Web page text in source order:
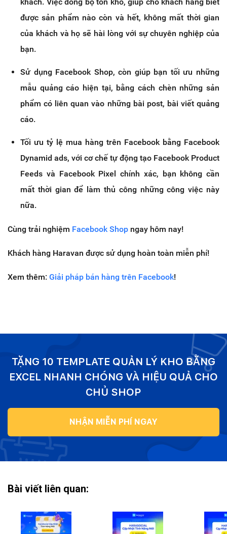
được sản phẩm nào còn và hết, không mất thời gian
của khách và họ sẽ hài lòng với sự chuyên nghiệp của
bạn.
Sử dụng Facebook Shop, còn giúp bạn tối ưu những
mẫu quảng cáo hiện tại, bằng cách chèn những sản
phẩm có liên quan vào những bài post, bài viết quảng
cáo.
Tối ưu tỷ lệ mua hàng trên Facebook bằng Facebook
Dynamid ads, với cơ chế tự động tạo Facebook Product
Feeds và Facebook Pixel chính xác, bạn không cần
mất thời gian để làm thủ công những công việc này
nữa.
Cùng trải nghiệm Facebook Shop ngay hôm nay!
Khách hàng Haravan được sử dụng hoàn toàn miễn phí!
Xem thêm: Giải pháp bán hàng trên Facebook!
TẶNG 10 TEMPLATE QUẢN LÝ KHO BẰNG
EXCEL NHANH CHÓNG VÀ HIỆU QUẢ CHO
CHỦ SHOP
NHẬN MIỄN PHÍ NGAY
Bài viết liên quan: